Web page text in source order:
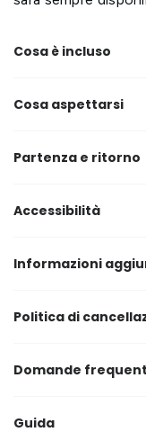
Cosa è incluso
Cosa aspettarsi
Partenza e ritorno
Accessibilità
Informazioni
Politica di
Domande
Guida